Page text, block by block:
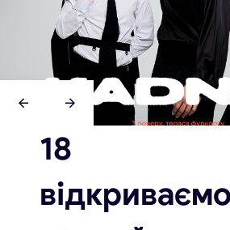
18
відкриваємо